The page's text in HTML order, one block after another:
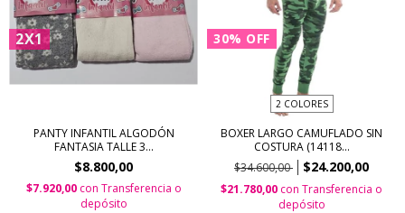
2X1
PANTY INFANTIL ALGODÓN
FANTASIA TALLE 3...
$8.800,00
$7.920,00 con Transferencia o
depósito
30% OFF
2 COLORES
BOXER LARGO CAMUFLADO SIN
COSTURA (14118...
$34.600,00
$24.200,00
$21.780,00 con Transferencia o
depósito